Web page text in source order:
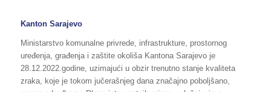
Kanton Sarajevo
Ministarstvo komunalne privrede, infrastrukture, prostornog
uređenja, građenja i zaštite okoliša Kantona Sarajevo je
28.12.2022.godine, uzimajući u obzir trenutno stanje kvaliteta
zraka, koje je tokom jučerašnjeg dana značajno poboljšano,